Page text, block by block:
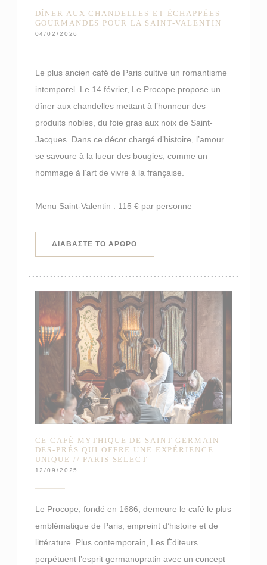
DÎNER AUX CHANDELLES ET ÉCHAPPÉES
GOURMANDES POUR LA SAINT-VALENTIN
04/02/2026
Le plus ancien café de Paris cultive un romantisme
intemporel. Le 14 février, Le Procope propose un
dîner aux chandelles mettant à l’honneur des
produits nobles, du foie gras aux noix de Saint-
Jacques. Dans ce décor chargé d’histoire, l’amour
se savoure à la lueur des bougies, comme un
hommage à l’art de vivre à la française.
Menu Saint-Valentin : 115 € par personne
ΔΙΑΒΆΣΤΕ ΤΟ ΆΡΘΡΟ
CE CAFÉ MYTHIQUE DE SAINT-GERMAIN-
DES-PRÉS QUI OFFRE UNE EXPÉRIENCE
UNIQUE // PARIS SELECT
12/09/2025
Le Procope, fondé en 1686, demeure le café le plus
emblématique de Paris, empreint d’histoire et de
littérature. Plus contemporain, Les Éditeurs
perpétuent l’esprit germanopratin avec un concept